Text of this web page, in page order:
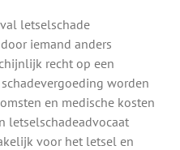
letselschade
iemand anders
recht op een
worden
en medische kosten
letselschadeadvocaat
voor het letsel en